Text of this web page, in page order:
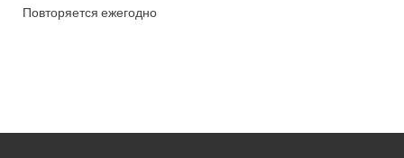
Повторяется ежегодно